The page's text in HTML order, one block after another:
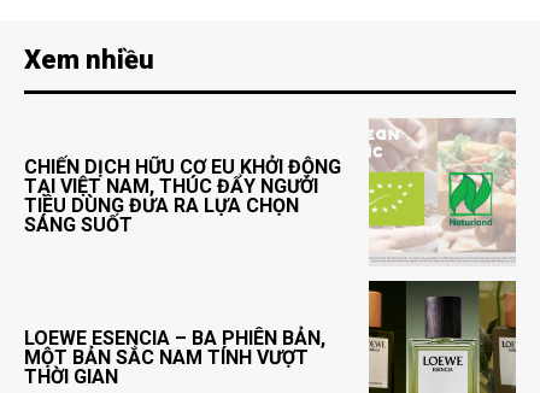
Xem nhiều
CHIẾN DỊCH HỮU CƠ EU KHỞI ĐỘNG
TẠI VIỆT NAM, THÚC ĐẨY NGƯỜI
TIÊU DÙNG ĐƯA RA LỰA CHỌN
SÁNG SUỐT
LOEWE ESENCIA – BA PHIÊN BẢN,
MỘT BẢN SẮC NAM TÍNH VƯỢT
THỜI GIAN